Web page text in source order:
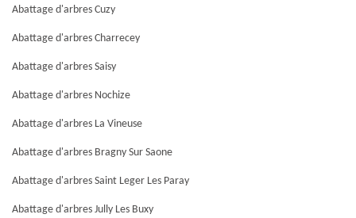
Abattage d'arbres Cuzy
Abattage d'arbres Charrecey
Abattage d'arbres Saisy
Abattage d'arbres Nochize
Abattage d'arbres La Vineuse
Abattage d'arbres Bragny Sur Saone
Abattage d'arbres Saint Leger Les Paray
Abattage d'arbres Jully Les Buxy